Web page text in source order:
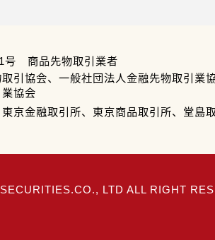
号 商品先物取引業者
引協会、一般社団法人金融先物取引業
協会
京金融取引所、東京商品取引所、堂島
LTD ALL RIGHT